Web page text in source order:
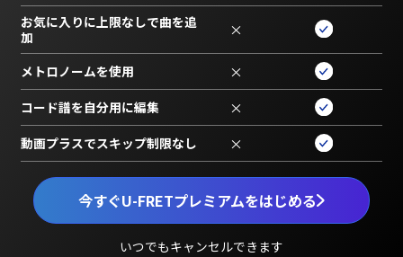
今すぐU-FRETプレミアムをはじめる
いつでもキャンセルできます
お気に入りに上限なしで曲を追
加
×
メトロノームを使用 ×
コード譜を自分用に編集 ×
動画プラスでスキップ制限なし ×